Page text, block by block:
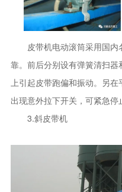
皮带机电动滚筒采用国内
靠。前后分别设有弹簧清扫
上引起皮带跑偏和振动。另
出现意外拉下开关，可紧急停
3.斜皮带机